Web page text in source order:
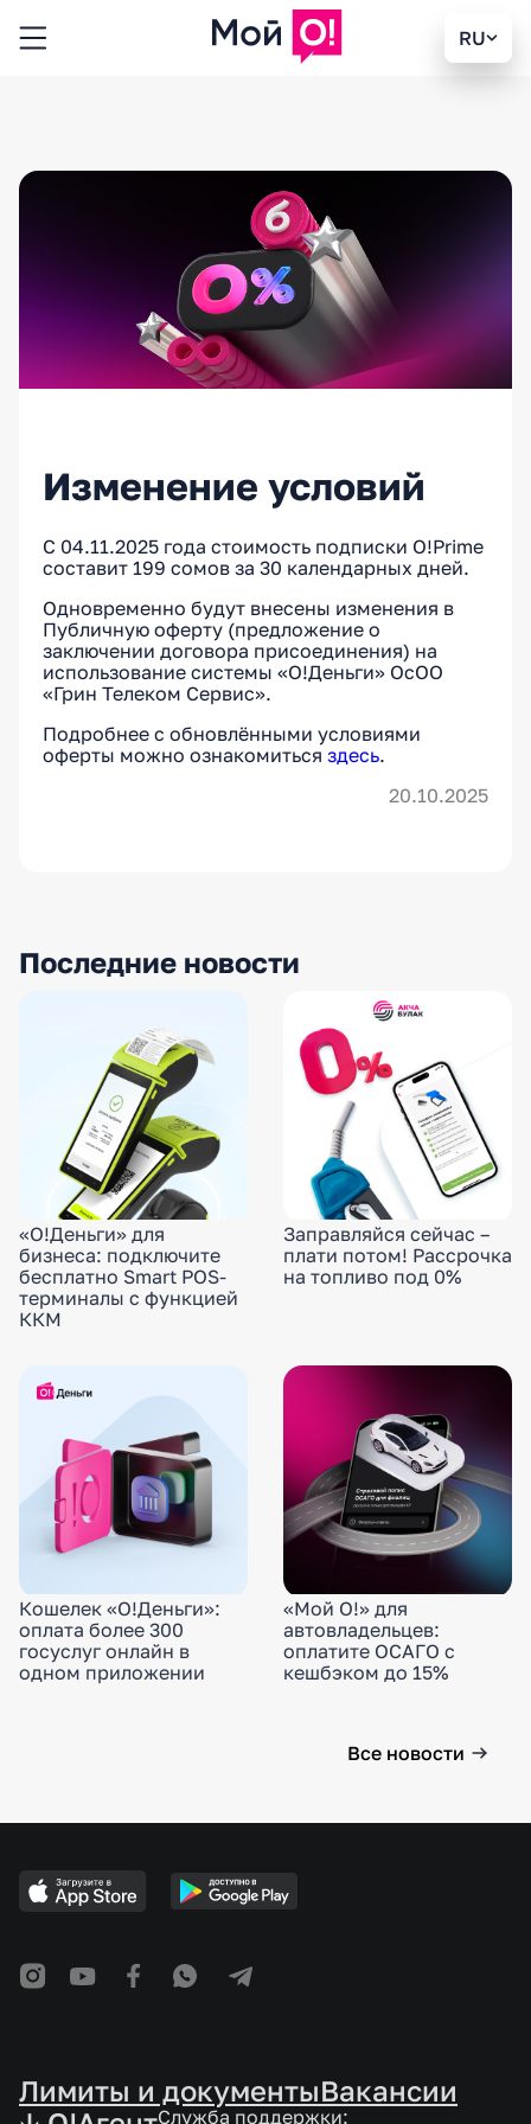
RU
Изменение условий
С 04.11.2025 года стоимость подписки O!Prime
составит 199 сомов за 30 календарных дней.
Одновременно будут внесены изменения в
Публичную оферту (предложение о
заключении договора присоединения) на
использование системы «О!Деньги» ОсОО
«Грин Телеком Сервис».
Подробнее с обновлёнными условиями
оферты можно ознакомиться здесь.
20.10.2025
Последние новости
«О!Деньги» для
бизнеса: подключите
бесплатно Smart POS-
терминалы с функцией
ККМ
Заправляйся сейчас –
плати потом! Рассрочка
на топливо под 0%
Кошелек «О!Деньги»:
оплата более 300
госуслуг онлайн в
одном приложении
«Мой О!» для
автовладельцев:
оплатите ОСАГО с
кешбэком до 15%
Все новости
Лимиты и документыВакансии
Служба поддержки: